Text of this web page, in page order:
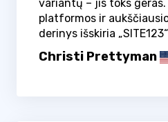
variantų – jis toks
platformos ir
derinys išskiria
Christi Prettyman